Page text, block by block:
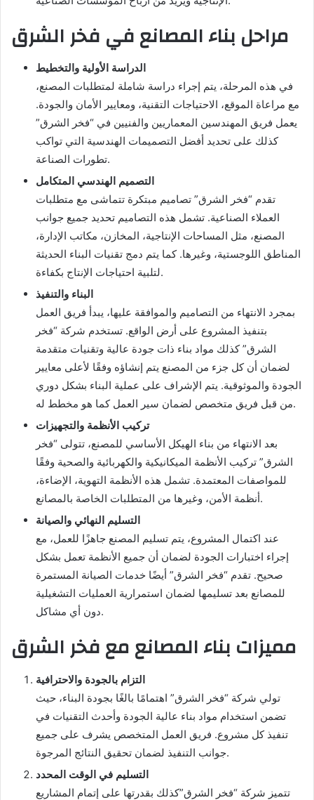
مراحل بناء المصانع في فخر الشرق
الدراسة الأولية والتخطيط
في هذه المرحلة، يتم إجراء دراسة شاملة لمتطلبات المصنع،
مع مراعاة الموقع، الاحتياجات التقنية، ومعايير الأمان والجودة.
يعمل فريق المهندسين المعماريين والفنيين في “فخر الشرق”
كذلك على تحديد أفضل التصميمات الهندسية التي تواكب
تطورات الصناعة.
التصميم الهندسي المتكامل
تقدم “فخر الشرق” تصاميم مبتكرة تتماشى مع متطلبات
العملاء الصناعية. تشمل هذه التصاميم تحديد جميع جوانب
المصنع، مثل المساحات الإنتاجية، المخازن، مكاتب الإدارة،
المناطق اللوجستية، وغيرها. كما يتم دمج تقنيات البناء الحديثة
لتلبية احتياجات الإنتاج بكفاءة.
البناء والتنفيذ
بمجرد الانتهاء من التصاميم والموافقة عليها، يبدأ فريق العمل
بتنفيذ المشروع على أرض الواقع. تستخدم شركة “فخر
الشرق” كذلك مواد بناء ذات جودة عالية وتقنيات متقدمة
لضمان أن كل جزء من المصنع يتم إنشاؤه وفقًا لأعلى معايير
الجودة والموثوقية. يتم الإشراف على عملية البناء بشكل دوري
من قبل فريق متخصص لضمان سير العمل كما هو مخطط له.
تركيب الأنظمة والتجهيزات
بعد الانتهاء من بناء الهيكل الأساسي للمصنع، تتولى “فخر
الشرق” تركيب الأنظمة الميكانيكية والكهربائية والصحية وفقًا
للمواصفات المعتمدة. تشمل هذه الأنظمة التهوية، الإضاءة،
أنظمة الأمن، وغيرها من المتطلبات الخاصة بالمصانع.
التسليم النهائي والصيانة
عند اكتمال المشروع، يتم تسليم المصنع جاهزًا للعمل، مع
إجراء اختبارات الجودة لضمان أن جميع الأنظمة تعمل بشكل
صحيح. تقدم “فخر الشرق” أيضًا خدمات الصيانة المستمرة
للمصانع بعد تسليمها لضمان استمرارية العمليات التشغيلية
دون أي مشاكل.
مميزات بناء المصانع مع فخر الشرق
التزام بالجودة والاحترافية
تولي شركة “فخر الشرق” اهتمامًا بالغًا بجودة البناء، حيث
تضمن استخدام مواد بناء عالية الجودة وأحدث التقنيات في
تنفيذ كل مشروع. فريق العمل المتخصص يشرف على جميع
جوانب التنفيذ لضمان تحقيق النتائج المرجوة.
التسليم في الوقت المحدد
تتميز شركة “فخر الشرق”كذلك بقدرتها على إتمام المشاريع